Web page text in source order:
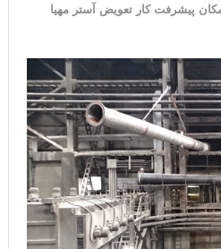
پیشرفت کار تعویض آستر مهیا